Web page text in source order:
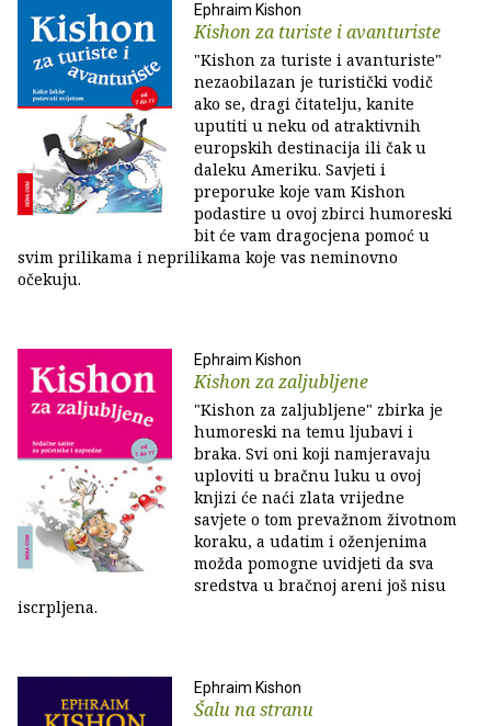
Ephraim Kishon
Kishon za turiste i avanturiste
"Kishon za turiste i avanturiste"
nezaobilazan je turistički vodič
ako se, dragi čitatelju, kanite
uputiti u neku od atraktivnih
europskih destinacija ili čak u
daleku Ameriku. Savjeti i
preporuke koje vam Kishon
podastire u ovoj zbirci humoreski
bit će vam dragocjena pomoć u
svim prilikama i neprilikama koje vas neminovno
očekuju.
Ephraim Kishon
Kishon za zaljubljene
"Kishon za zaljubljene" zbirka je
humoreski na temu ljubavi i
braka. Svi oni koji namjeravaju
uploviti u bračnu luku u ovoj
knjizi će naći zlata vrijedne
savjete o tom prevažnom životnom
koraku, a udatim i oženjenima
možda pomogne uvidjeti da sva
sredstva u bračnoj areni još nisu
iscrpljena.
Ephraim Kishon
Šalu na stranu